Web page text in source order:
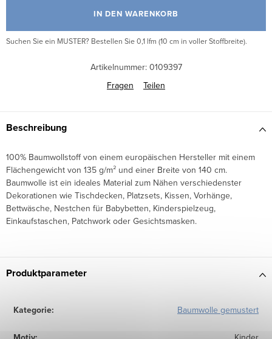
IN DEN WARENKORB
Suchen Sie ein MUSTER? Bestellen Sie 0,1 lfm (10 cm in voller Stoffbreite).
Artikelnummer: 0109397
Fragen
Teilen
Beschreibung
100% Baumwollstoff von einem europäischen Hersteller mit einem
Flächengewicht von 135 g/m² und einer Breite von 140 cm.
Baumwolle ist ein ideales Material zum Nähen verschiedenster
Dekorationen wie Tischdecken, Platzsets, Kissen, Vorhänge,
Bettwäsche, Nestchen für Babybetten, Kinderspielzeug,
Einkaufstaschen, Patchwork oder Gesichtsmasken.
Produktparameter
Kategorie: Baumwolle gemustert